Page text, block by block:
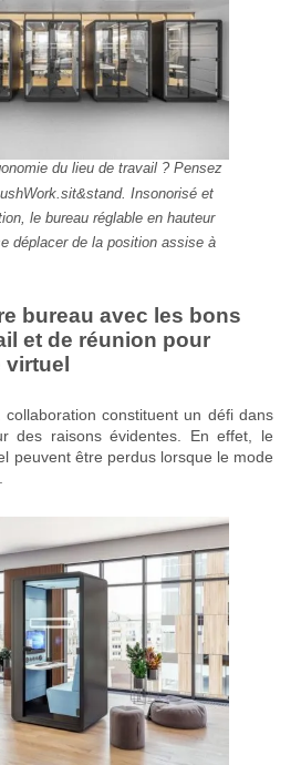
du lieu de travail ? Pensez
Insonorisé et
le bureau réglable en hauteur
déplacer de la position assise à
bureau avec les bons
et de réunion pour
constituent un défi dans
des raisons évidentes. En effet, le
peuvent être perdus lorsque le mode